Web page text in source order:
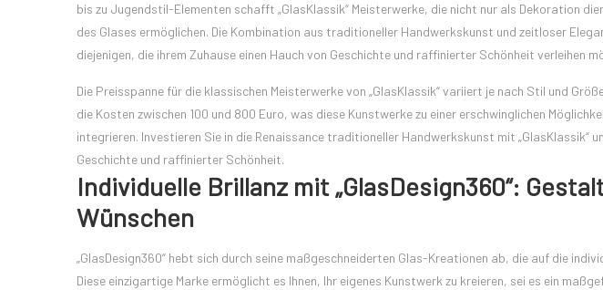
bis zu Jugendstil-Elementen schafft „GlasKlassik“ Meisterwerke, die nicht nur als Dekoration
des Glases ermöglichen. Die Kombination aus traditioneller Handwerkskunst und zeitloser
diejenigen, die ihrem Zuhause einen Hauch von Geschichte und raffinierter Schönheit verleihen
Die Preisspanne für die klassischen Meisterwerke von „GlasKlassik“ variiert je nach Stil und
die Kosten zwischen 100 und 800 Euro, was diese Kunstwerke zu einer erschwinglichen
integrieren. Investieren Sie in die Renaissance traditioneller Handwerkskunst mit „GlasKlassik“
Geschichte und raffinierter Schönheit.
Individuelle Brillanz mit „GlasDesign360“:
Wünschen
„GlasDesign360“ hebt sich durch seine maßgeschneiderten Glas-Kreationen ab, die auf die
Diese einzigartige Marke ermöglicht es Ihnen, Ihr eigenes Kunstwerk zu kreieren, sei es ein